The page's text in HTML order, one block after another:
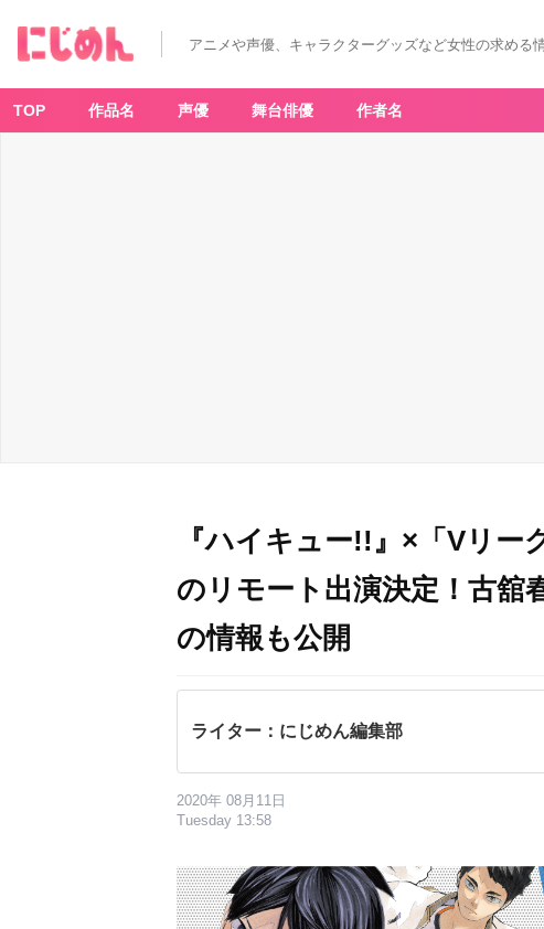
アニメや声優、キャラクターグッズなど女性の求める
TOP 作品名 声優 舞台俳優 作者名
『ハイキュー!!』×「Vリー
のリモート出演決定！古舘
の情報も公開
ライター：にじめん編集部
2020年 08月11日
Tuesday 13:58